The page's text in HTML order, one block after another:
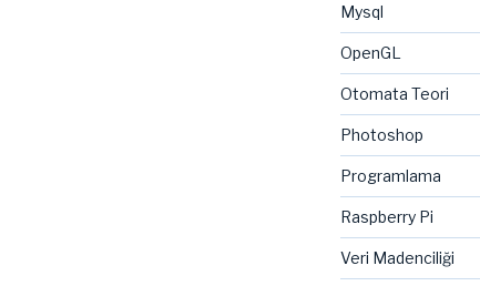
Mysql
OpenGL
Otomata Teori
Photoshop
Programlama
Raspberry Pi
Veri Madenciliği